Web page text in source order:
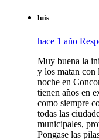
luis
hace 1 año
Muy buena la
y los matan con
noche en
tienen años en
como siempre
todas las
municipales,
Pongase las